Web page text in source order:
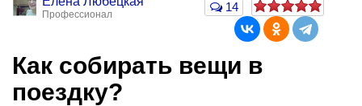
Профессионал
14
Как собирать вещи в
поездку?